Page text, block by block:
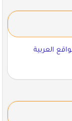
العربية